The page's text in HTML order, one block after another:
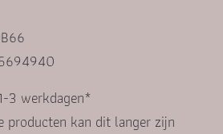
3 werkdagen*
producten kan dit langer zijn